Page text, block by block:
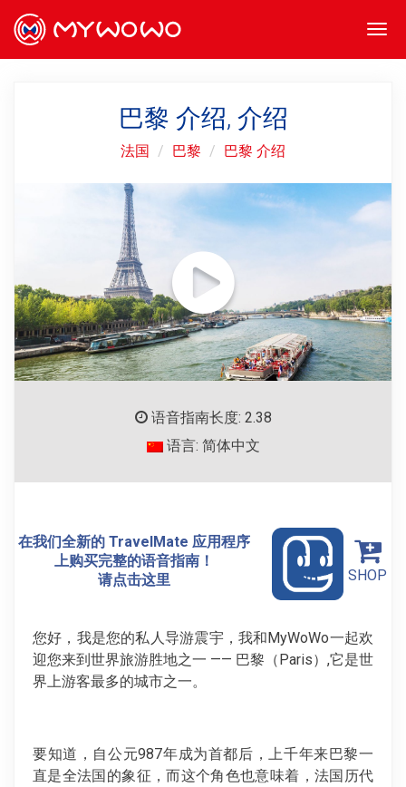
巴黎 介绍, 介绍
法国 巴黎 巴黎 介绍
语音指南长度: 2.38
语言: 简体中文
在我们全新的 TravelMate 应用程序
上购买完整的语音指南！
请点击这里
SHOP
您好，我是您的私人导游震宇，我和MyWoWo一起欢
迎您来到世界旅游胜地之一 —— 巴黎（Paris）,它是世
界上游客最多的城市之一。
要知道，自公元987年成为首都后，上千年来巴黎一
直是全法国的象征，而这个角色也意味着，法国历代